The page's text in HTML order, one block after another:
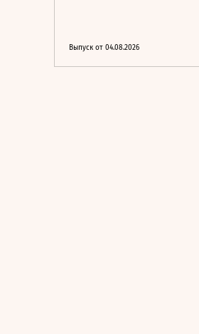
Выпуск от 04.08.2026